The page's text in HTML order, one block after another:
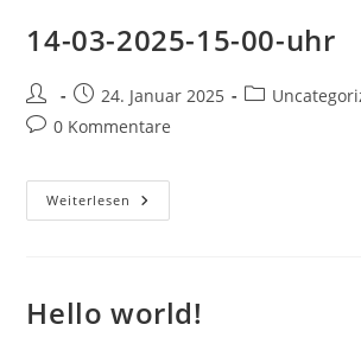
14-03-2025-15-00-uhr
Beitrags-
Autor:
Beitrag
veröffentlicht:
24. Januar 2025
Beitrags-
Beitrags-
0 Kommentare
Weiterlesen 14-
03-
Hello world!